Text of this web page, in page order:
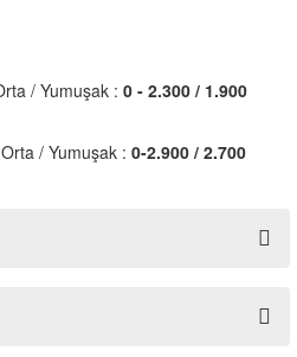
/ Yumuşak : 0 - 2.300 / 1.900
/ Yumuşak : 0-2.900 / 2.700